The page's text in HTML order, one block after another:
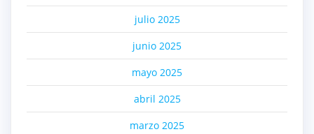
julio 2025
junio 2025
mayo 2025
abril 2025
marzo 2025